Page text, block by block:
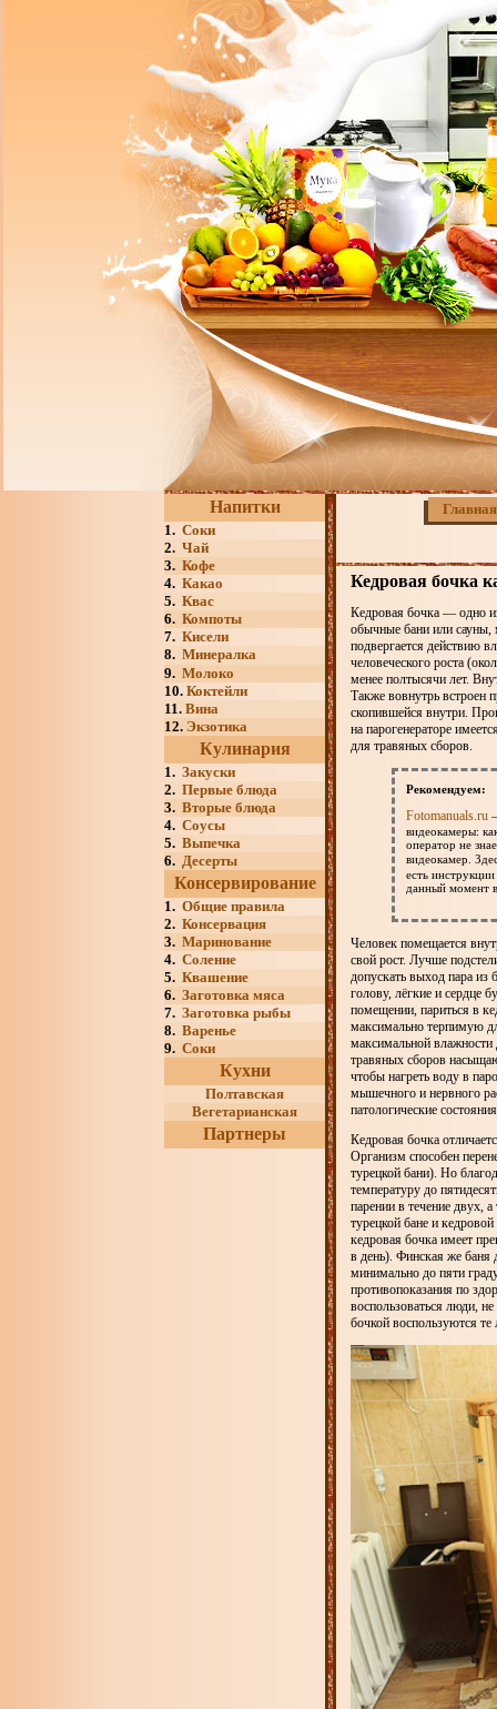
Напитки
1. Соки
2. Чай
3. Кофе
4. Какао
5. Квас
6. Компоты
7. Кисели
8. Минералка
9. Молоко
10. Коктейли
11. Вина
12. Экзотика
Кулинария
1. Закуски
2. Первые блюда
3. Вторые блюда
4. Соусы
5. Выпечка
6. Десерты
Консервирование
1. Общие правила
2. Консервация
3. Маринование
4. Соление
5. Квашение
6. Заготовка мяса
7. Заготовка рыбы
8. Варенье
9. Соки
Кухни
Полтавская
Вегетарианская
Партнеры
Главная
Кедровая бочка
Кедровая бочка — одно
обычные бани или сауны,
подвергается действию
человеческого роста
менее полтысячи лет.
Также вовнутрь встроен
скопившейся внутри.
на парогенераторе
для травяных сборов.
Рекомендуем:
Fotomanuals.ru
видеокамеры:
оператор не
видеокамер.
есть
данный момент
Человек помещается
свой рост. Лучше
допускать выход пара из
голову, лёгкие и сердце
помещении, париться в
максимально терпимую
максимальной
травяных сборов
чтобы нагреть воду в
мышечного и нервного
патологические
Кедровая бочка
Организм способен
турецкой бани). Но
температуру до
парении в течение двух,
турецкой бане и
кедровая бочка имеет
в день). Финская же баня
минимально до пяти
противопоказания по
воспользоваться люди,
бочкой воспользуются